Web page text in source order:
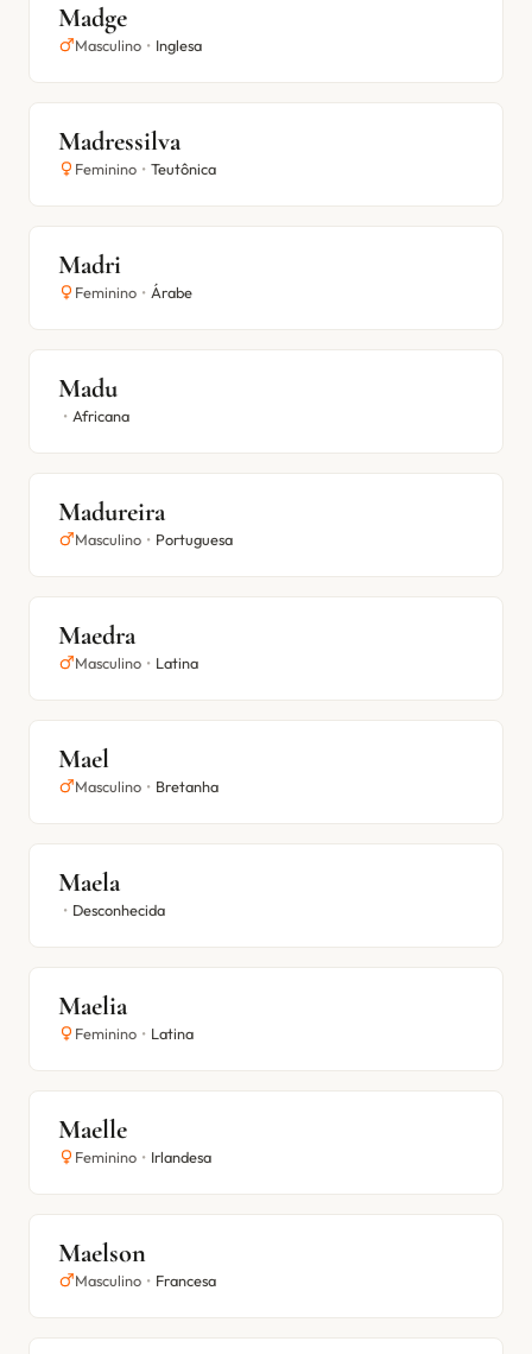
Madge
Masculino • Inglesa
Madressilva
Feminino • Teutônica
Madri
Feminino • Árabe
Madu
• Africana
Madureira
Masculino • Portuguesa
Maedra
Masculino • Latina
Mael
Masculino • Bretanha
Maela
• Desconhecida
Maelia
Feminino • Latina
Maelle
Feminino • Irlandesa
Maelson
Masculino • Francesa